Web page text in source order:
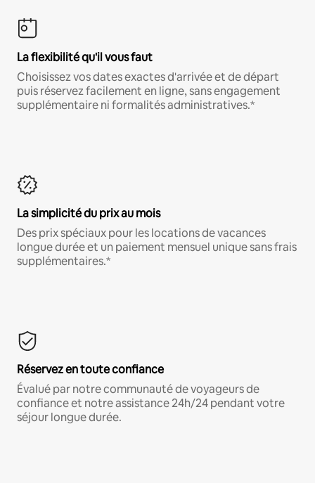
La flexibilité qu'il vous faut
Choisissez vos dates exactes d'arrivée et de départ
puis réservez facilement en ligne, sans engagement
supplémentaire ni formalités administratives.*
La simplicité du prix au mois
Des prix spéciaux pour les locations de vacances
longue durée et un paiement mensuel unique sans frais
supplémentaires.*
Réservez en toute confiance
Évalué par notre communauté de voyageurs de
confiance et notre assistance 24h/24 pendant votre
séjour longue durée.